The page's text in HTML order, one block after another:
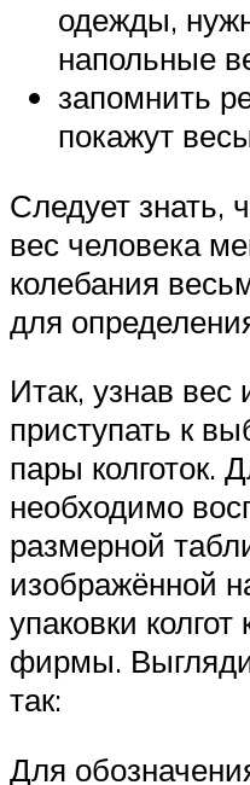
одежды,
напольные
запомнить
покажут
Следует знать,
вес человека
колебания
для
Итак, узнав
приступать к
пары колготок.
необходимо
размерной
изображённой
упаковки
фирмы.
так:
Для